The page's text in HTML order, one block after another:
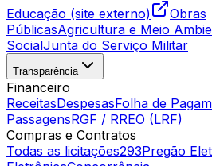
Educação (site externo)
Obras
PúblicasAgricultura e Meio
SocialJunta do Serviço Militar
Transparência
Financeiro
ReceitasDespesasFolha de
PassagensRGF / RREO (LRF)
Compras e Contratos
Todas as licitações293Pregão